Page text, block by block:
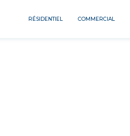
RÉSIDENTIEL COMMERCIAL